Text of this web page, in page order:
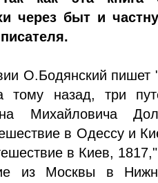
через быт и
О.Бодянский пишет
тому назад, три
Михайловича
в Одессу и
в Киев,
из Москвы в